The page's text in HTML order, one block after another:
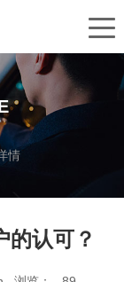
情
的认可？